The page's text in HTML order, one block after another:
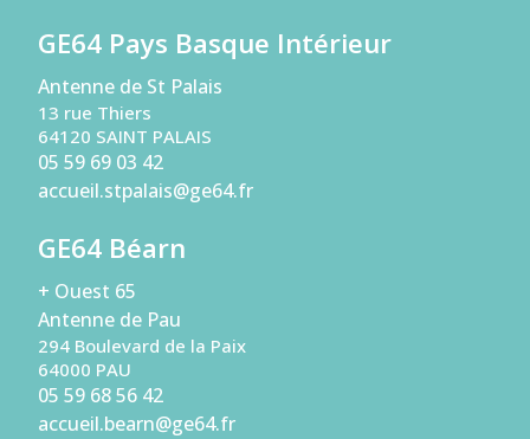
GE64 Pays Basque Intérieur
Antenne de St Palais
13 rue Thiers
64120 SAINT PALAIS
05 59 69 03 42
accueil.stpalais@ge64.fr
GE64 Béarn
+ Ouest 65
Antenne de Pau
294 Boulevard de la Paix
64000 PAU
05 59 68 56 42
accueil.bearn@ge64.fr